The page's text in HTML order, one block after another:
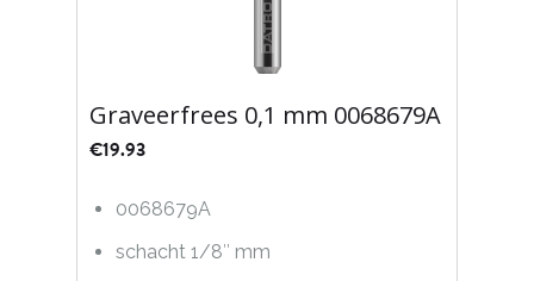
Graveerfrees 0,1 mm 0068679A
€19.93
0068679A
schacht 1/8″ mm